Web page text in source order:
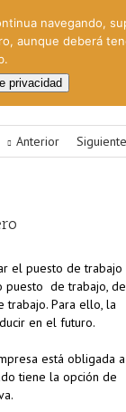
servicios
Anterior Siguiente
el puesto de trabajo
puesto de trabajo,
trabajo. Para ello, la
en el futuro.
está obligada a
tiene la opción de
navegando,
aunque deberá
privacidad